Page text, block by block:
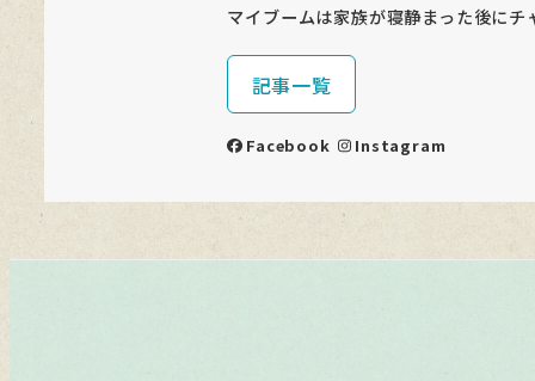
マイブームは家族が寝静まった後に
記事一覧
Facebook Instagram